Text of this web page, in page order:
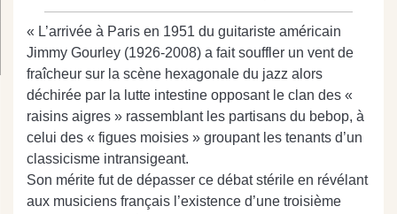
« L’arrivée à Paris en 1951 du guitariste américain
Jimmy Gourley (1926-2008) a fait souffler un vent de
fraîcheur sur la scène hexagonale du jazz alors
déchirée par la lutte intestine opposant le clan des «
raisins aigres » rassemblant les partisans du bebop, à
celui des « figues moisies » groupant les tenants d’un
classicisme intransigeant.
Son mérite fut de dépasser ce débat stérile en révélant
aux musiciens français l’existence d’une troisième